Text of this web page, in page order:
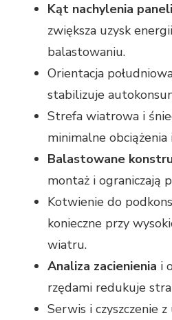
Kąt nachylenia paneli
zwiększa uzysk
balastowaniu.
Orientacja
stabilizuje
Strefa wiatrowa i
minimalne
Balastowane
montaż i ograniczają
Kotwienie do
konieczne przy
wiatru.
Analiza zacienienia i
rzędami redukuje
Serwis i czyszczenie z